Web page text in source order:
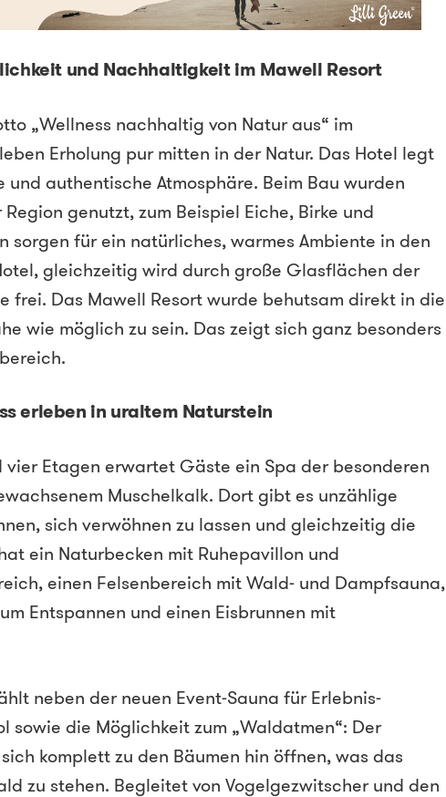
und Nachhaltigkeit im Mawell Resort
„Wellness nachhaltig von Natur aus“ im
Erholung pur mitten in der Natur. Das Hotel legt
authentische Atmosphäre. Beim Bau wurden
genutzt, zum Beispiel Eiche, Birke und
sorgen für ein natürliches, warmes Ambiente in den
gleichzeitig wird durch große Glasflächen der
frei. Das Mawell Resort wurde behutsam direkt in die
wie möglich zu sein. Das zeigt sich ganz besonders
erleben in uraltem Naturstein
Etagen erwartet Gäste ein Spa der besonderen
Muschelkalk. Dort gibt es unzählige
sich verwöhnen zu lassen und gleichzeitig die
ein Naturbecken mit Ruhepavillon und
einen Felsenbereich mit Wald- und Dampfsauna,
Entspannen und einen Eisbrunnen mit
neben der neuen Event-Sauna für Erlebnis-
sowie die Möglichkeit zum „Waldatmen“: Der
komplett zu den Bäumen hin öffnen, was das
zu stehen. Begleitet von Vogelgezwitscher und den